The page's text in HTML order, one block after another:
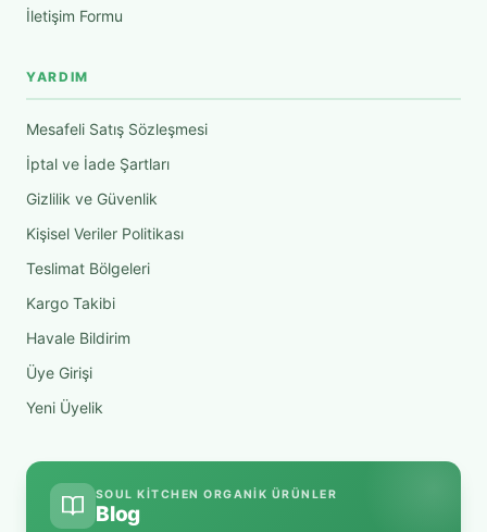
İletişim Formu
YARDIM
Mesafeli Satış Sözleşmesi
İptal ve İade Şartları
Gizlilik ve Güvenlik
Kişisel Veriler Politikası
Teslimat Bölgeleri
Kargo Takibi
Havale Bildirim
Üye Girişi
Yeni Üyelik
SOUL KITCHEN ORGANIK ÜRÜNLER
Blog